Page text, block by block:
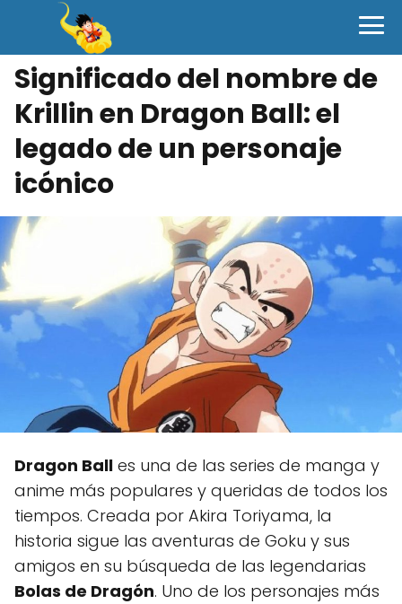
Significado del nombre de
Krillin en Dragon Ball: el
legado de un personaje
icónico
Dragon Ball es una de las series de manga y
anime más populares y queridas de todos los
tiempos. Creada por Akira Toriyama, la
historia sigue las aventuras de Goku y sus
amigos en su búsqueda de las legendarias
Bolas de Dragón. Uno de los personajes más